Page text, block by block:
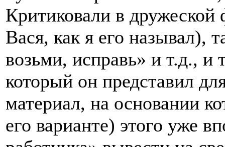
Критиковали в
Вася, как я его называл),
возьми, исправь» и т.д.,
который он представил
материал, на основании
его варианте) этого уже